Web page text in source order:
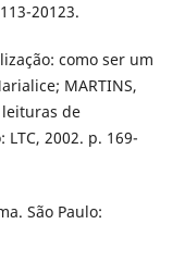
20123.
como ser um
MARTINS,
leituras de
2002. p. 169-
São Paulo: